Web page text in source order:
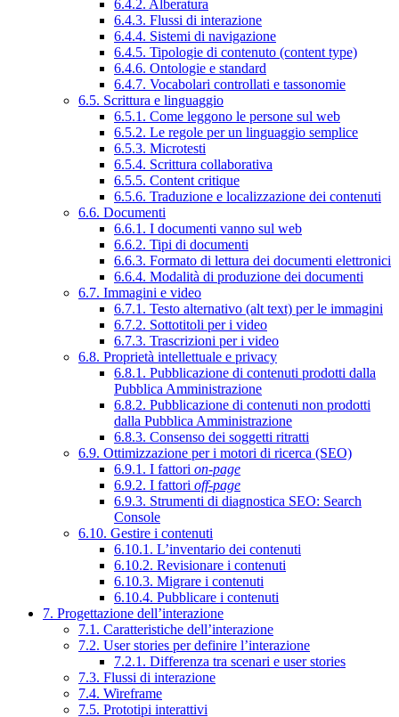
6.4.2. Alberatura
6.4.3. Flussi di interazione
6.4.4. Sistemi di navigazione
6.4.5. Tipologie di contenuto (content type)
6.4.6. Ontologie e standard
6.4.7. Vocabolari controllati e tassonomie
6.5. Scrittura e linguaggio
6.5.1. Come leggono le persone sul web
6.5.2. Le regole per un linguaggio semplice
6.5.3. Microtesti
6.5.4. Scrittura collaborativa
6.5.5. Content critique
6.5.6. Traduzione e localizzazione dei contenuti
6.6. Documenti
6.6.1. I documenti vanno sul web
6.6.2. Tipi di documenti
6.6.3. Formato di lettura dei documenti elettronici
6.6.4. Modalità di produzione dei documenti
6.7. Immagini e video
6.7.1. Testo alternativo (alt text) per le immagini
6.7.2. Sottotitoli per i video
6.7.3. Trascrizioni per i video
6.8. Proprietà intellettuale e privacy
6.8.1. Pubblicazione di contenuti prodotti dalla
Pubblica Amministrazione
6.8.2. Pubblicazione di contenuti non prodotti
dalla Pubblica Amministrazione
6.8.3. Consenso dei soggetti ritratti
6.9. Ottimizzazione per i motori di ricerca (SEO)
6.9.1. I fattori on-page
6.9.2. I fattori off-page
6.9.3. Strumenti di diagnostica SEO: Search
Console
6.10. Gestire i contenuti
6.10.1. L’inventario dei contenuti
6.10.2. Revisionare i contenuti
6.10.3. Migrare i contenuti
6.10.4. Pubblicare i contenuti
7. Progettazione dell’interazione
7.1. Caratteristiche dell’interazione
7.2. User stories per definire l’interazione
7.2.1. Differenza tra scenari e user stories
7.3. Flussi di interazione
7.4. Wireframe
7.5. Prototipi interattivi